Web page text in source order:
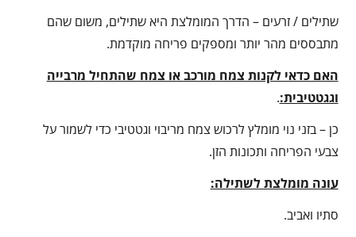
שתילים / זרעים – הדרך המומלצת היא שתילים, משום שהם
מתבססים מהר יותר ומספקים פריחה מוקדמת.
האם כדאי לקנות צמח מורכב או צמח שהתחיל מרבייה
וגגטטיבית:.
כן – בזני נוי מומלץ לרכוש צמח מריבוי וגטטיבי כדי לשמור על
צבעי הפריחה ותכונות הזן.
עונה מומלצת לשתילה:
סתיו ואביב.